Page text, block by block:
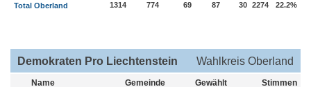
Total Oberland 1314 774 69 87 30 2274 22.2%
Demokraten Pro Liechtenstein Wahlkreis Oberland
Name Gemeinde Gewählt Stimmen